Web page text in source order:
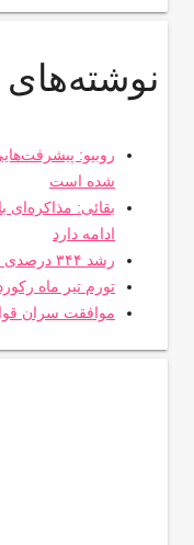
نوشته‌های
روبیو:
شده است
بقائی: مذاکره‌ای
ادامه دارد
رشد ۳۴۴ درصدی قیمت روغن/ لبنیات چقدر گران شد؟
تورم تیر ماه رکورد زد؛
موافقت سران